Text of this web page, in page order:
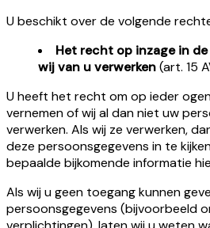
U beschikt over de volgende
Het recht op inzage in
wij van u verwerken(art. 15
U heeft het recht om op ieder
vernemen of wij al dan niet uw
verwerken. Als wij ze verwerken,
deze persoonsgegevens in te
bepaalde bijkomende informatie
Als wij u geen toegang kunnen
persoonsgegevens (bijvoorbeeld